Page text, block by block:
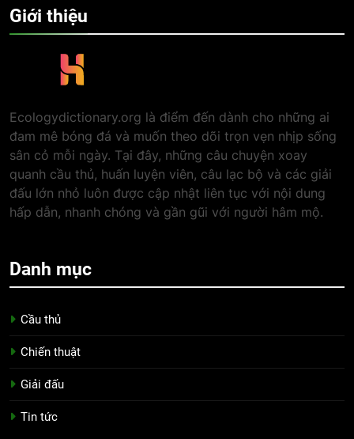
Giới thiệu
Ecologydictionary.org là điểm đến dành cho những ai
đam mê bóng đá và muốn theo dõi trọn vẹn nhịp sống
sân cỏ mỗi ngày. Tại đây, những câu chuyện xoay
quanh cầu thủ, huấn luyện viên, câu lạc bộ và các giải
đấu lớn nhỏ luôn được cập nhật liên tục với nội dung
hấp dẫn, nhanh chóng và gần gũi với người hâm mộ.
Danh mục
Cầu thủ
Chiến thuật
Giải đấu
Tin tức